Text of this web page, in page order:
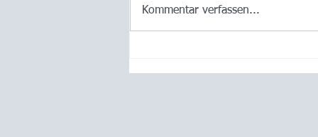
2019 - Ein König mit Biss
Kommentar verfassen...